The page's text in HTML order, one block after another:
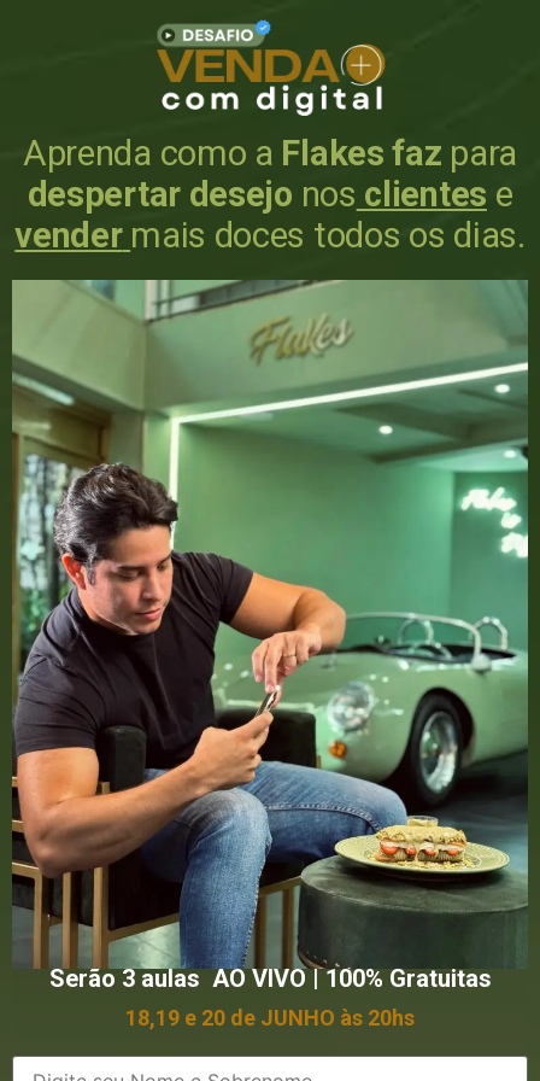
Aprenda como a Flakes faz para
despertar desejo nos clientes e
vender mais doces todos os dias.
Serão 3 aulas AO VIVO | 100% Gratuitas
18,19 e 20 de JUNHO às 20hs